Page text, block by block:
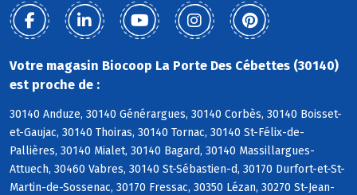
Votre magasin Biocoop La Porte Des Cébettes (30140)
est proche de :
30140 Anduze, 30140 Générargues, 30140 Corbès, 30140 Boisset-
et-Gaujac, 30140 Thoiras, 30140 Tornac, 30140 St-Félix-de-
Pallières, 30140 Mialet, 30140 Bagard, 30140 Massillargues-
Attuech, 30460 Vabres, 30140 St-Sébastien-d, 30170 Durfort-et-St-
Martin-de-Sossenac, 30170 Fressac, 30350 Lézan, 30270 St-Jean-